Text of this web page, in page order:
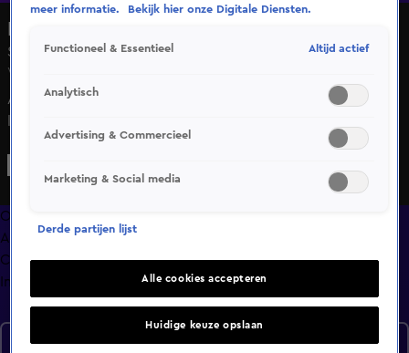
Seizoen 2026, aflevering 111
Wo 3 juni, 17:49
Alsof het WK al begonnen is: duizenden fans laten de
Kan Ye optreden? Hem tegenhouden gaat niet meer want
of zijn we gek geworden? Plastic beker met kant-en-klare
ijsklontjes maakt de tongen los.
Overzicht
Afleveringen
Clips
Info
Seizoen 2026
meer informatie.
Bekijk hier onze Digitale Diensten.
Functioneel & Essentieel Altijd actief
Analytisch
Advertising & Commercieel
Marketing & Social media
Derde partijen lijst
Alle cookies accepteren
Huidige keuze opslaan